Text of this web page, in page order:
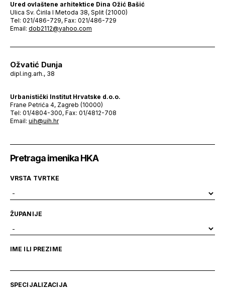
Ured ovlaštene arhitektice Dina Ožić Bašić
Ulica Sv. Ćirila I Metoda 38, Split (21000)
Tel: 021/486-729, Fax: 021/486-729
Email: dob2112@yahoo.com
Ožvatić Dunja
dipl.ing.arh., 38
Urbanistički Institut Hrvatske d.o.o.
Frane Petrića 4, Zagreb (10000)
Tel: 01/4804-300, Fax: 01/4812-708
Email: uih@uih.hr
Pretraga imenika HKA
VRSTA TVRTKE
ŽUPANIJE
IME ILI PREZIME
SPECIJALIZACIJA